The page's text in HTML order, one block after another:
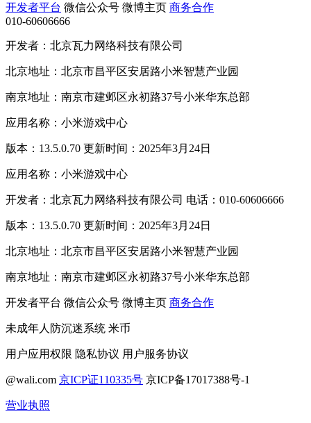
开发者平台 微信公众号 微博主页 商务合作
010-60606666
开发者：北京瓦力网络科技有限公司
北京地址：北京市昌平区安居路小米智慧产业园
南京地址：南京市建邺区永初路37号小米华东总部
应用名称：小米游戏中心
版本：13.5.0.70 更新时间：2025年3月24日
应用名称：小米游戏中心
开发者：北京瓦力网络科技有限公司 电话：010-60606666
版本：13.5.0.70 更新时间：2025年3月24日
北京地址：北京市昌平区安居路小米智慧产业园
南京地址：南京市建邺区永初路37号小米华东总部
开发者平台 微信公众号 微博主页 商务合作
未成年人防沉迷系统 米币
用户应用权限 隐私协议 用户服务协议
@wali.com 京ICP证110335号 京ICP备17017388号-1
营业执照